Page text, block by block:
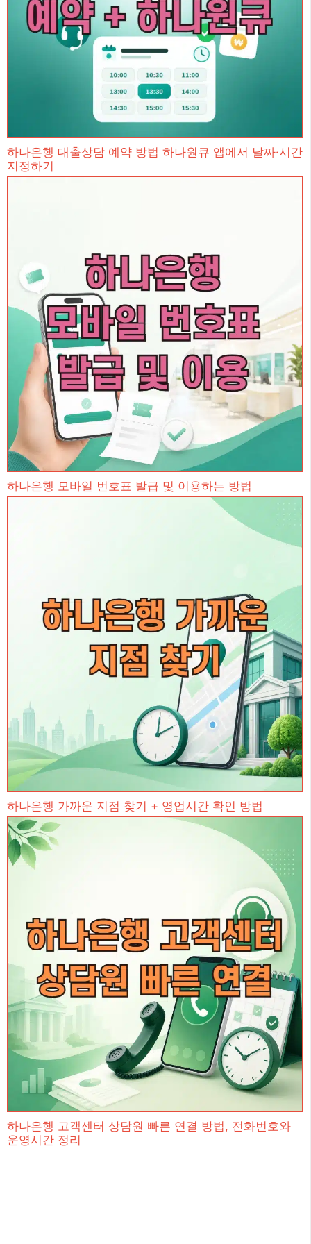
하나은행 대출상담 예약 방법 하나원큐 앱에서 날짜·시간
지정하기
하나은행 모바일 번호표 발급 및 이용하는 방법
하나은행 가까운 지점 찾기 + 영업시간 확인 방법
하나은행 고객센터 상담원 빠른 연결 방법, 전화번호와
운영시간 정리